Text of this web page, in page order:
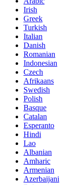
Irish
Greek
Turkish
Italian
Danish
Romanian
Indonesian
Czech
Afrikaans
Swedish
Polish
Basque
Catalan
Esperanto
Hindi
Lao
Albanian
Amharic
Armenian
Azerbaijani